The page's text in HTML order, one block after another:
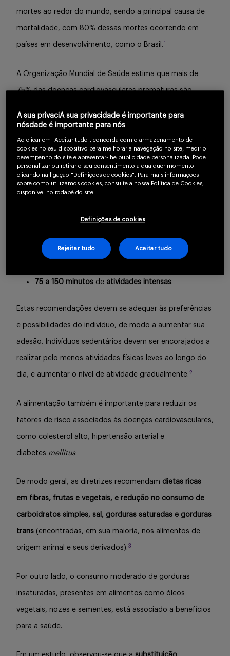
mortes ao redor do mundo, sendo a principal causa de
mortalidade, com 80% dessas mortes ocorrendo em
países em desenvolvimento, como o Brasil.1
A Organização Mundial de Saúde estima que mais de
75% das doenças cardiovasculares prematuras são
minimizar o impacto dessas condições sobre os
indivíduos e, por consequência, aos sistemas de saúde.
Diversas diretrizes médicas são unânimes em
recomendar a prática de exercício físico para reduzir o
que semanalmente sejam realizados:
150 a 300 minutos de atividade física
75 a 150 minutos de atividades intensas.
Estas recomendações devem se adequar às preferências
e possibilidades do indivíduo, de modo a aumentar sua
adesão. Indivíduos sedentários devem ser encorajados a
realizar pelo menos atividades físicas leves ao longo do
dia, e aumentar o nível de atividade gradualmente.2
A alimentação também é importante para reduzir os
fatores de risco associados às doenças cardiovasculares,
como colesterol alto, hipertensão arterial e
diabetes mellitus.
De modo geral, as diretrizes recomendam dietas ricas
em fibras, frutas e vegetais, e redução no consumo de
carboidratos simples, sal, gorduras saturadas e gorduras
trans (encontradas, em sua maioria, nos alimentos de
origem animal e seus derivados).3
Por outro lado, o consumo moderado de gorduras
insaturadas, presentes em alimentos como óleos
vegetais, nozes e sementes, está associado a benefícios
para a saúde.
A sua privaciA sua privacidade é importante para
nósdade é importante para nós
Ao clicar em "Aceitar tudo", concorda com o armazenamento de
cookies no seu dispositivo para melhorar a navegação no site, medir o
desempenho do site e apresentar-lhe publicidade personalizada. Pode
personalizar ou retirar o seu consentimento a qualquer momento
clicando na ligação "Definições de cookies". Para mais informações
sobre como utilizamos cookies, consulte a nossa Política de Cookies,
disponível no rodapé do site.
Definições de cookies
Rejeitar tudo Aceitar tudo